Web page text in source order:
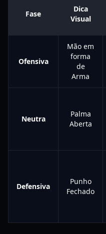
Fase
Dica
Visual
Ofensiva
Mão em
forma
de
Arma
Neutra
Palma
Aberta
Defensiva
Punho
Fechado